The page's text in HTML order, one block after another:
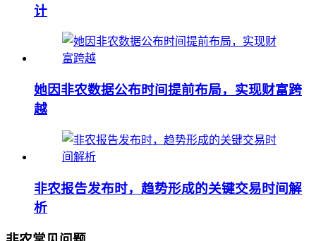
计
她因非农数据公布时间提前布局，实现财富跨
越
非农报告发布时，趋势形成的关键交易时间解
析